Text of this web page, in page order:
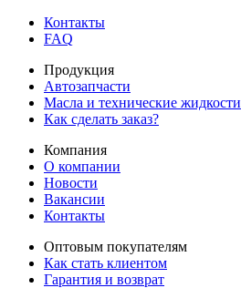
Контакты
FAQ
Продукция
Автозапчасти
Масла и технические жидкости
Как сделать заказ?
Компания
О компании
Новости
Вакансии
Контакты
Оптовым покупателям
Как стать клиентом
Гарантия и возврат